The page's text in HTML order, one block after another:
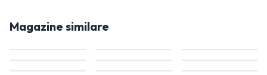
Magazine similare